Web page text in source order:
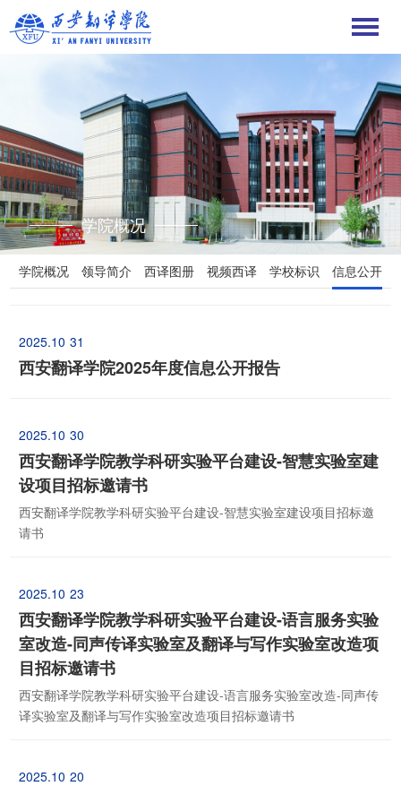
学院概况
学院概况 领导简介 西译图册 视频西译 学校标识 信息公开
31
2025.10
西安翻译学院2025年度信息公开报告
30
2025.10
西安翻译学院教学科研实验平台建设-智慧实验室建
设项目招标邀请书
西安翻译学院教学科研实验平台建设-智慧实验室建设项目招标邀
请书
23
2025.10
西安翻译学院教学科研实验平台建设-语言服务实验
室改造-同声传译实验室及翻译与写作实验室改造项
目招标邀请书
西安翻译学院教学科研实验平台建设-语言服务实验室改造-同声传
译实验室及翻译与写作实验室改造项目招标邀请书
20
2025.10